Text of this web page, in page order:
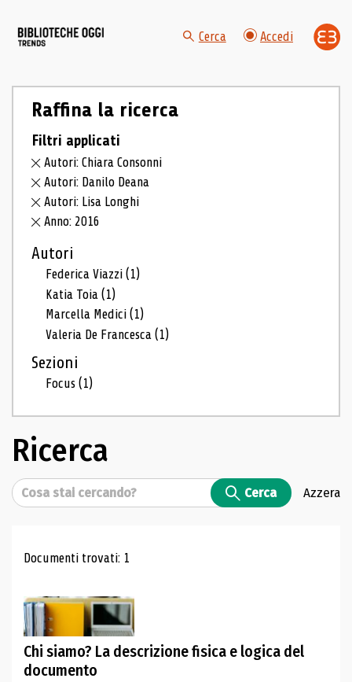
Cerca Accedi
Raffina la ricerca
Filtri applicati
Autori: Chiara Consonni
Autori: Danilo Deana
Autori: Lisa Longhi
Anno: 2016
Autori
Federica Viazzi(1)
Katia Toia(1)
Marcella Medici(1)
Valeria De Francesca(1)
Sezioni
Focus(1)
Ricerca
Cerca Cerca Azzera
Risultati di ricerca
Documenti trovati: 1
Chi siamo? La descrizione fisica e logica del
documento